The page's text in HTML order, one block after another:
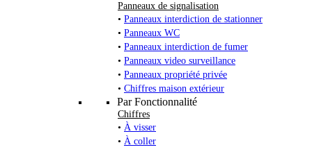
Panneaux de signalisation
• Panneaux interdiction de stationner
• Panneaux WC
• Panneaux interdiction de fumer
• Panneaux video surveillance
• Panneaux propriété privée
• Chiffres maison extérieur
Par Fonctionnalité
Chiffres
• À visser
• À coller